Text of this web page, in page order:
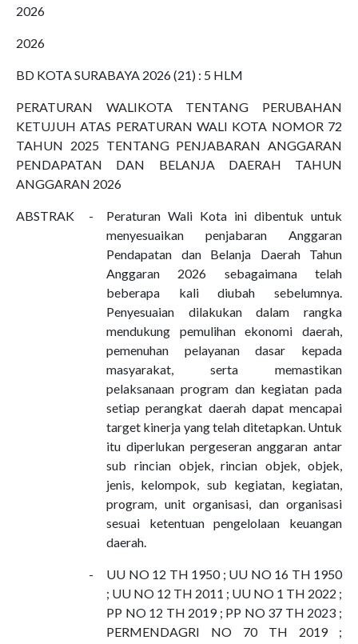
2026
2026
BD KOTA SURABAYA 2026 (21) : 5 HLM
PERATURAN WALIKOTA TENTANG PERUBAHAN
KETUJUH ATAS PERATURAN WALI KOTA NOMOR 72
TAHUN 2025 TENTANG PENJABARAN ANGGARAN
PENDAPATAN DAN BELANJA DAERAH TAHUN
ANGGARAN 2026
ABSTRAK -
Peraturan Wali Kota ini dibentuk untuk
menyesuaikan penjabaran Anggaran
Pendapatan dan Belanja Daerah Tahun
Anggaran 2026 sebagaimana telah
beberapa kali diubah sebelumnya.
Penyesuaian dilakukan dalam rangka
mendukung pemulihan ekonomi daerah,
pemenuhan pelayanan dasar kepada
masyarakat, serta memastikan
pelaksanaan program dan kegiatan pada
setiap perangkat daerah dapat mencapai
target kinerja yang telah ditetapkan. Untuk
itu diperlukan pergeseran anggaran antar
sub rincian objek, rincian objek, objek,
jenis, kelompok, sub kegiatan, kegiatan,
program, unit organisasi, dan organisasi
sesuai ketentuan pengelolaan keuangan
daerah.
-
UU NO 12 TH 1950 ; UU NO 16 TH 1950
; UU NO 12 TH 2011 ; UU NO 1 TH 2022 ;
PP NO 12 TH 2019 ; PP NO 37 TH 2023 ;
PERMENDAGRI NO 70 TH 2019 ;